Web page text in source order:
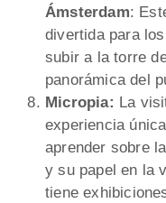
Ámsterdam:
divertida para
subir a la torre
panorámica del
Micropia: La
experiencia
aprender sobre
y su papel en la
tiene